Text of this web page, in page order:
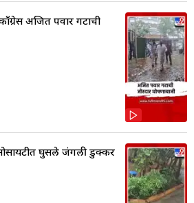
काँग्रेस अजित पवार गटाची
सोसायटीत घुसले जंगली डुक्कर